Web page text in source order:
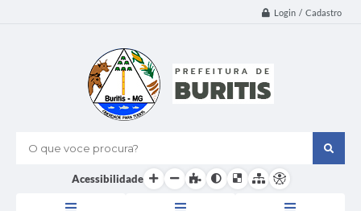
Login / Cadastro
O que voce procura?
Acessibilidade